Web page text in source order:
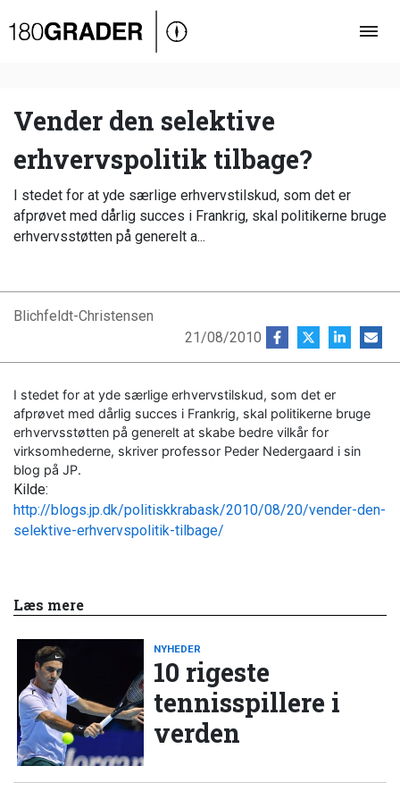
Oversigt
Debat
Video
Podcast
Vender den selektive
erhvervspolitik tilbage?
I stedet for at yde særlige erhvervstilskud, som det er
afprøvet med dårlig succes i Frankrig, skal politikerne bruge
erhvervsstøtten på generelt a...
Blichfeldt-Christensen
21/08/2010
I stedet for at yde særlige erhvervstilskud, som det er
afprøvet med dårlig succes i Frankrig, skal politikerne bruge
erhvervsstøtten på generelt at skabe bedre vilkår for
virksomhederne, skriver professor Peder Nedergaard i sin
blog på JP.
Kilde:
http://blogs.jp.dk/politiskkrabask/2010/08/20/vender-den-
selektive-erhvervspolitik-tilbage/
Læs mere
NYHEDER
10 rigeste
tennisspillere i
verden